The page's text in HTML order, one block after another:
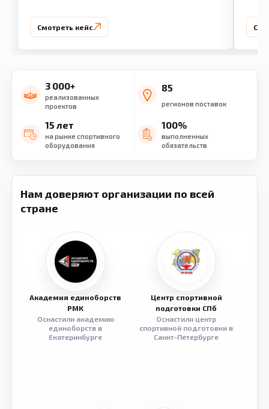
Смотреть кейс
3 000+
реализованных
проектов
85
регионов поставок
15 лет
на рынке спортивного
оборудования
100%
выполненных
обязательств
Нам доверяют организации по всей
стране
Академия единоборств
РМК
Оснастили академию
единоборств в
Екатеринбурге
Центр спортивной
подготовки СПб
Оснастили центр
спортивной подготовки в
Санкт-Петербурге